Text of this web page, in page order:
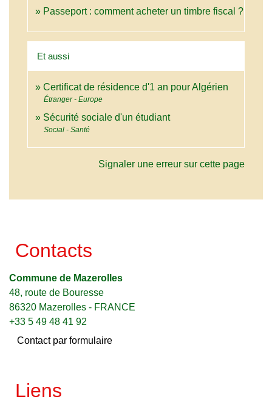
Passeport : comment acheter un timbre fiscal ?
Et aussi
Certificat de résidence d'1 an pour Algérien
Étranger - Europe
Sécurité sociale d'un étudiant
Social - Santé
Signaler une erreur sur cette page
Contacts
Commune de Mazerolles
48, route de Bouresse
86320 Mazerolles - FRANCE
+33 5 49 48 41 92
Contact par formulaire
Liens